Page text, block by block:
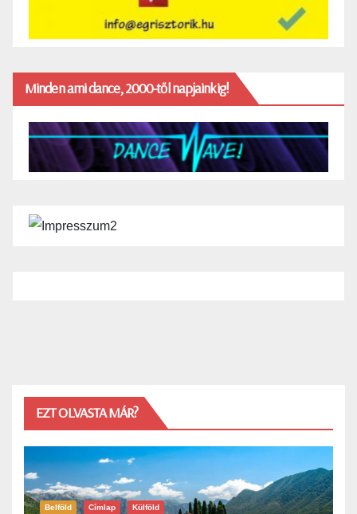
Minden ami dance, 2000-től napjainkig!
EZT OLVASTA MÁR?
Belföld Címlap Külföld